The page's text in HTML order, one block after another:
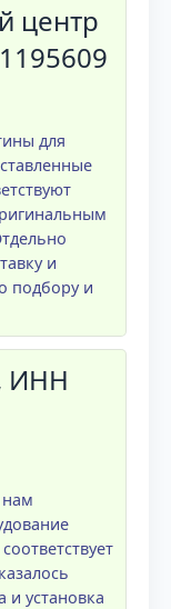
центр
для
и
подбору и
ИНН
нам
и установка